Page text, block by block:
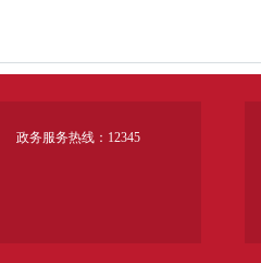
政务服务热线：12345